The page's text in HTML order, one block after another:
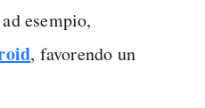
esempio,
, favorendo un